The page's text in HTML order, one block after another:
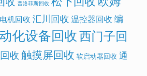
普洛菲斯回收
机回收 汇川回收 温控器回收 编
化设备回收西门子回
收触摸屏回收 软启动器回收 通